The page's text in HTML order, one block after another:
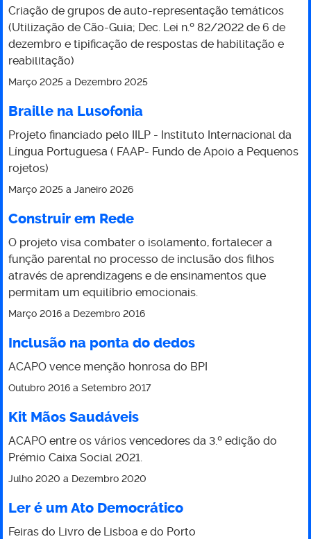
Criação de grupos de auto-representação temáticos
(Utilização de Cão-Guia; Dec. Lei n.º 82/2022 de 6 de
dezembro e tipificação de respostas de habilitação e
reabilitação)
Março 2025 a Dezembro 2025
Braille na Lusofonia
Projeto financiado pelo IILP - Instituto Internacional da
Língua Portuguesa ( FAAP- Fundo de Apoio a Pequenos
rojetos)
Março 2025 a Janeiro 2026
Construir em Rede
O projeto visa combater o isolamento, fortalecer a
função parental no processo de inclusão dos filhos
através de aprendizagens e de ensinamentos que
permitam um equilíbrio emocionais.
Março 2016 a Dezembro 2016
Inclusão na ponta do dedos
ACAPO vence menção honrosa do BPI
Outubro 2016 a Setembro 2017
Kit Mãos Saudáveis
ACAPO entre os vários vencedores da 3.º edição do
Prémio Caixa Social 2021.
Julho 2020 a Dezembro 2020
Ler é um Ato Democrático
Feiras do Livro de Lisboa e do Porto